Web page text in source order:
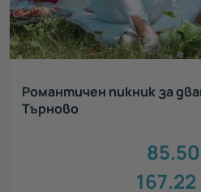
Романтичен пикник за
Търново
85.50
167.22